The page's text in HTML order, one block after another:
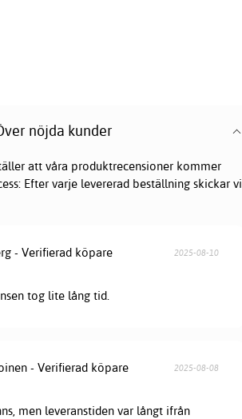
nöjda kunder
att våra produktrecensioner kommer
Efter varje levererad beställning skickar vi
- Verifierad köpare 2025-08-10
tog lite lång tid.
- Verifierad köpare 2025-08-08
men leveranstiden var långt ifrån